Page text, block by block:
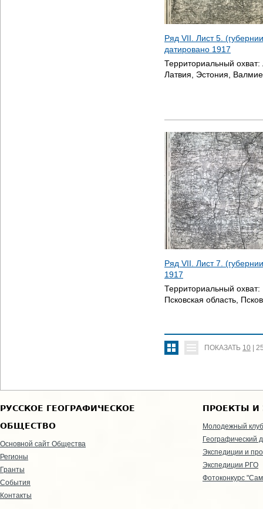
Ряд VII. Лист 5.
датировано 1917
Территориальный охват:
Латвия, Эстония,
Ряд VII. Лист 7.
1917
Территориальный охват:
Псковская область,
ПОКАЗАТЬ 10 |
РУССКОЕ ГЕОГРАФИЧЕСКОЕ
ОБЩЕСТВО
Основной сайт Общества
Регионы
Гранты
События
Контакты
ПРОЕКТЫ И
Молодежный клуб
Географический
Экспедиции и
Экспедиции РГО
Фотоконкурс